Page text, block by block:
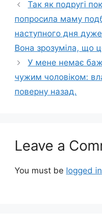
Так як подругі
попросила маму
наступного дня
Вона зрозуміла, що
У мене немає
чужим чоловіком:
поверну назад.
Leave a
You must be logged in